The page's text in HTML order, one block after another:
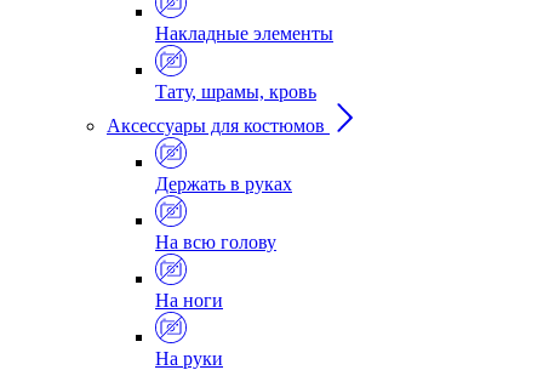
Накладные элементы
Тату, шрамы, кровь
Аксессуары для костюмов
Держать в руках
На всю голову
На ноги
На руки